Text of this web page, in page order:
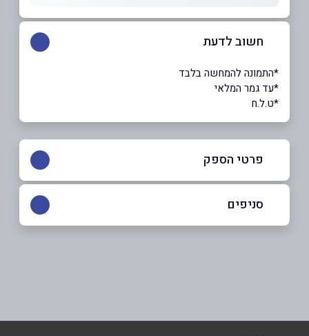
חשוב לדעת
*התמונה להמחשה בלבד
*עד גמר המלאי
*ט.ל.ח
פרטי הספק
סניפים